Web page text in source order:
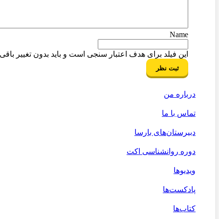
Name
این فیلد برای هدف اعتبار سنجی است و باید بدون تغییر باقی
درباره من
تماس با ما
دبیرستان‌های بارسا
دوره روانشناسی اکت
ویدیوها
پادکست‌ها
کتاب‌ها